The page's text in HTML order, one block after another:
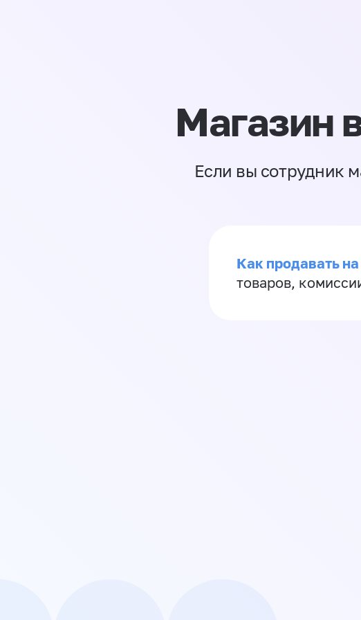
Магазин
Если вы сотрудник
Как продавать
товаров,